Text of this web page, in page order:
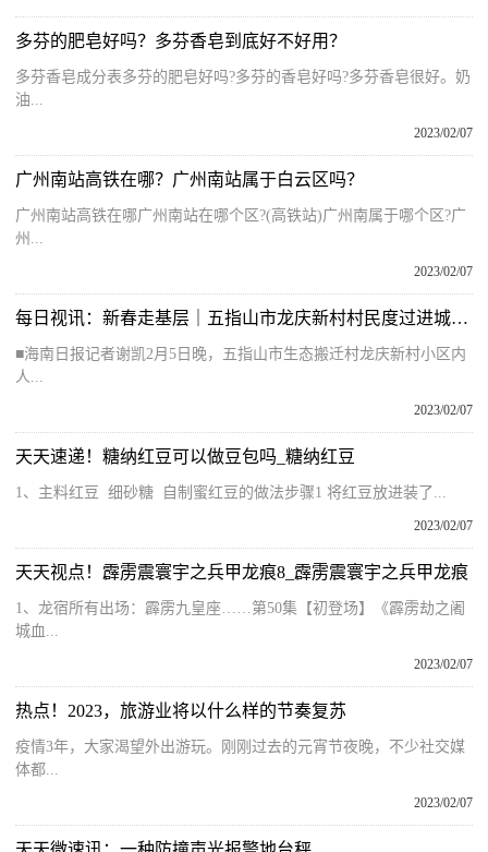
多芬的肥皂好吗？多芬香皂到底好不好用？
多芬香皂成分表多芬的肥皂好吗?多芬的香皂好吗?多芬香皂很好。奶
油...
2023/02/07
广州南站高铁在哪？广州南站属于白云区吗？
广州南站高铁在哪广州南站在哪个区?(高铁站)广州南属于哪个区?广
州...
2023/02/07
每日视讯：新春走基层｜五指山市龙庆新村村民度过进城后首个春节
■海南日报记者谢凯2月5日晚，五指山市生态搬迁村龙庆新村小区内
人...
2023/02/07
天天速递！糖纳红豆可以做豆包吗_糖纳红豆
1、主料红豆 细砂糖 自制蜜红豆的做法步骤1 将红豆放进装了...
2023/02/07
天天视点！霹雳震寰宇之兵甲龙痕8_霹雳震寰宇之兵甲龙痕
1、龙宿所有出场：霹雳九皇座……第50集【初登场】《霹雳劫之阇
城血...
2023/02/07
热点！2023，旅游业将以什么样的节奏复苏
疫情3年，大家渴望外出游玩。刚刚过去的元宵节夜晚，不少社交媒
体都...
2023/02/07